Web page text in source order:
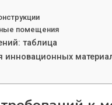
помещения
таблица
инновационных